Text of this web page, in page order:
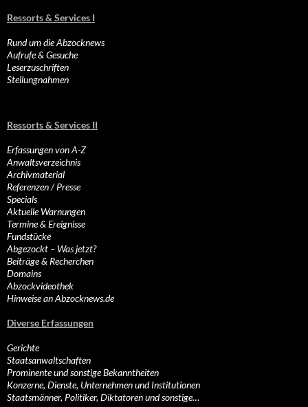
Ressorts & Services I
Rund um die Abzocknews
Aufrufe & Gesuche
Leserzuschriften
Stellungnahmen
Ressorts & Services II
Erfassungen von A-Z
Anwaltsverzeichnis
Archivmaterial
Referenzen / Presse
Specials
Aktuelle Warnungen
Termine & Ereignisse
Fundstücke
Abgezockt – Was jetzt?
Beiträge & Recherchen
Domains
Abzockvideothek
Hinweise an Abzocknews.de
Diverse Erfassungen
Gerichte
Staatsanwaltschaften
Prominente und sonstige Bekanntheiten
Konzerne, Dienste, Unternehmen und Institutionen
Staatsmänner, Politiker, Diktatoren und sonstige…